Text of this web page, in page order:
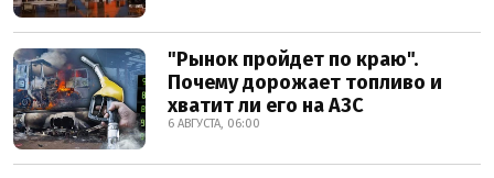
"Рынок пройдет по краю".
Почему дорожает топливо и
хватит ли его на АЗС
6 АВГУСТА, 06:00